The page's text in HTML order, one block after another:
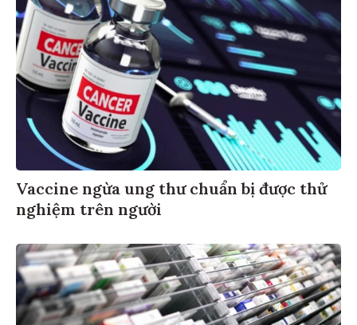
Vaccine ngừa ung thư chuẩn bị được thử
nghiệm trên người